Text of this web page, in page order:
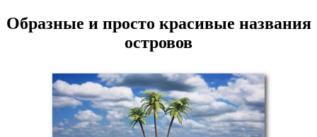
Образные и просто красивые названия
островов